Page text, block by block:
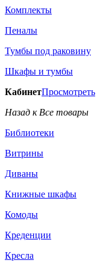
Комплекты
Пеналы
Тумбы под раковину
Шкафы и тумбы
КабинетПросмотреть
Назад к Все товары
Библиотеки
Витрины
Диваны
Книжные шкафы
Комоды
Креденции
Кресла